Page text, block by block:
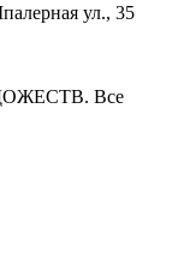
ул., 35
Все